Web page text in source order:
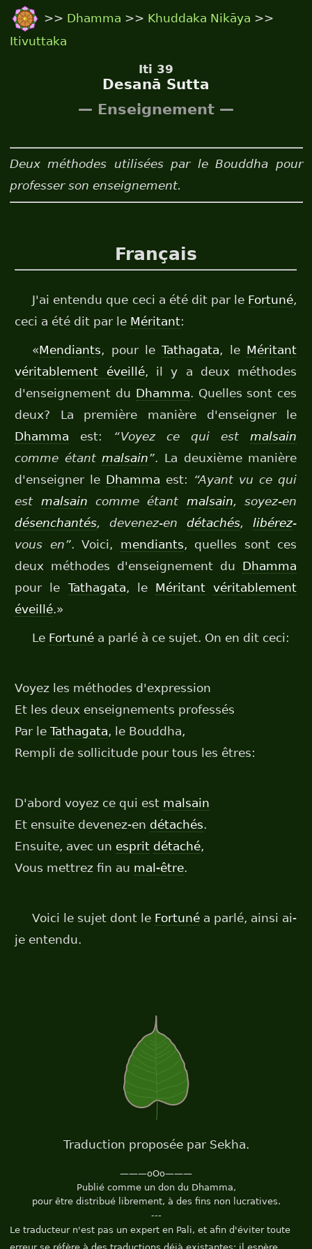
>> Dhamma >> Khuddaka Nikāya >>
Itivuttaka
Iti 39
Desanā Sutta
— Enseignement —
Deux méthodes utilisées par le Bouddha pour
professer son enseignement.
Français
J'ai entendu que ceci a été dit par le Fortuné,
ceci a été dit par le Méritant:
«Mendiants, pour leTathagata, le Méritant
véritablement éveillé, il y a deux méthodes
d'enseignement du Dhamma. Quelles sont ces
deux? La première manière d'enseigner le
Dhamma est: “Voyez ce qui estmalsain
comme étantmalsain”. La deuxième manière
d'enseigner le Dhamma est: “Ayant vu ce qui
est malsain comme étant malsain, soyez-en
désenchantés, devenez-endétachés,libérez-
vous en”. Voici, mendiants, quelles sont ces
deux méthodes d'enseignement du Dhamma
pour le Tathagata, le Méritant véritablement
éveillé.»
Le Fortuné a parlé à ce sujet. On en dit ceci:
Voyez les méthodes d'expression
Et les deux enseignements professés
Par leTathagata, le Bouddha,
Rempli de sollicitude pour tous les êtres:
D'abord voyez ce qui est malsain
Et ensuite devenez-en détachés.
Ensuite, avec un esprit détaché,
Vous mettrez fin au mal-être.
Voici le sujet dont le Fortuné a parlé, ainsi ai-
je entendu.
Traduction proposée par Sekha.
———oOo———
Publié comme un don du Dhamma,
pour être distribué librement, à des fins non lucratives.
---
Le traducteur n'est pas un expert en Pali, et afin d'éviter toute